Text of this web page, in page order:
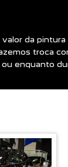
da
troca
enquanto